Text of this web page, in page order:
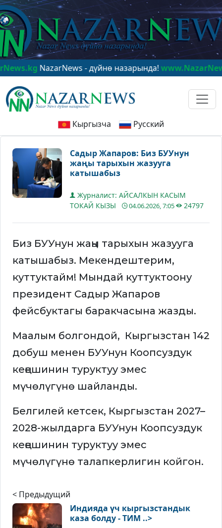
NazarNews - дүйнө назарында!www.NazarNews.kg
Кыргызча Русский
Садыр Жапаров: Биз БУУнун
жаңы тарыхын жазууга
катышабыз
Журналист: АЙСАЛКЫН КАСЫМ
ТОКАЙ КЫЗЫ
04.06.2026, 7:05 24797
Биз БУУнун жаңы тарыхын жазууга
катышабыз. Мекендештерим,
куттуктайм! Мындай куттуктоону
президент Садыр Жапаров
фейсбуктагы баракчасына жазды.
Маалым болгондой, Кыргызстан 142
добуш менен БУУнун Коопсуздук
кеңешинин туруктуу эмес
мүчөлүгүнө шайланды.
Белгилей кетсек, Кыргызстан 2027–
2028-жылдарга БУУнун Коопсуздук
кеңешинин туруктуу эмес
мүчөлүгүнө талапкерлигин койгон.
< Предыдущий
Индияда үч кыргызстандык
каза болду - ТИМ ..>